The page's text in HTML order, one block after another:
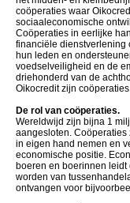
coöperaties waar
sociaaleconomische
Coöperaties in eerlijke
financiële dienstverlening
hun leden en
voedselveiligheid en de
driehonderd van de
Oikocredit zijn coöperaties.
De rol van coöperaties.
Wereldwijd zijn bijna 1
aangesloten. Coöperaties
in eigen hand nemen en
economische positie.
boeren en boerinnen
worden van
ontvangen voor